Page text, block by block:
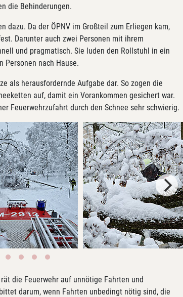
die Behinderungen.
dazu. Da der ÖPNV im Großteil zum Erliegen kam,
Darunter auch zwei Personen mit ihrem
und pragmatisch. Sie luden den Rollstuhl in ein
Personen nach Hause.
als herausfordernde Aufgabe dar. So zogen die
auf, damit ein Vorankommen gesichert war.
Feuerwehrzufahrt durch den Schnee sehr schwierig.
die Feuerwehr auf unnötige Fahrten und
darum, wenn Fahrten unbedingt nötig sind, die